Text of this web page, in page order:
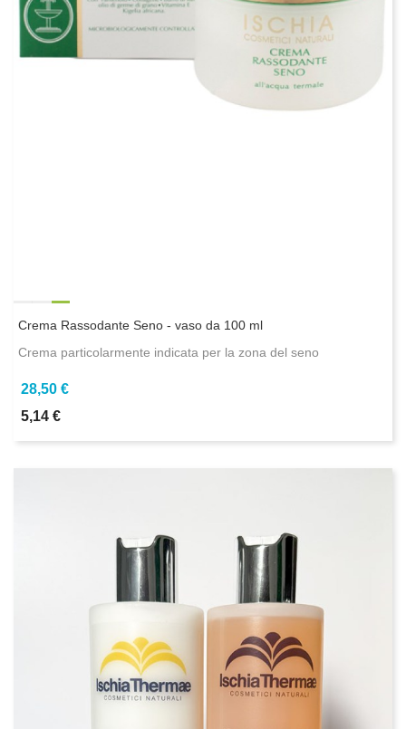
Crema Rassodante Seno - vaso da 100 ml
Crema particolarmente indicata per la zona del seno
28,50 €
5,14 €